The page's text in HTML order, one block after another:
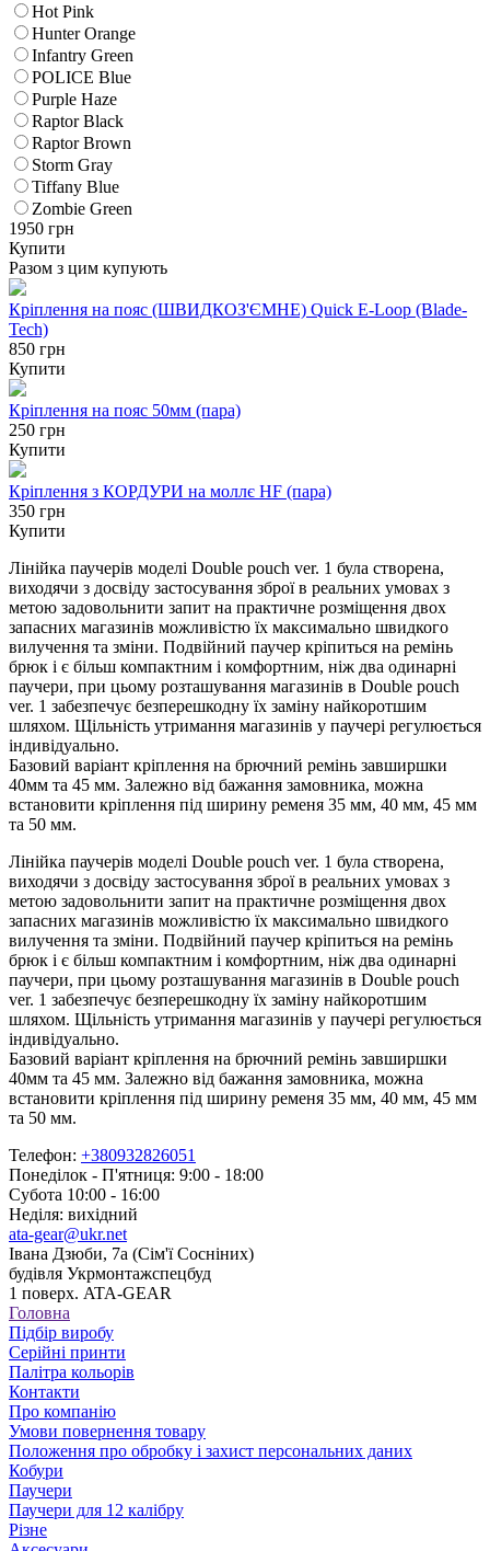
Hot Pink
Hunter Orange
Infantry Green
POLICE Blue
Purple Haze
Raptor Black
Raptor Brown
Storm Gray
Tiffany Blue
Zombie Green
1950 грн
Купити
Разом з цим купують
Кріплення на пояс (ШВИДКОЗ'ЄМНЕ) Quick E-Loop (Blade-
Tech)
850 грн
Купити
Кріплення на пояс 50мм (пара)
250 грн
Купити
Кріплення з КОРДУРИ на моллє HF (пара)
350 грн
Купити
Лінійка паучерів моделі Double pouch ver. 1 була створена,
виходячи з досвіду застосування зброї в реальних умовах з
метою задовольнити запит на практичне розміщення двох
запасних магазинів можливістю їх максимально швидкого
вилучення та зміни. Подвійний паучер кріпиться на ремінь
брюк і є більш компактним і комфортним, ніж два одинарні
паучери, при цьому розташування магазинів в Double pouch
ver. 1 забезпечує безперешкодну їх заміну найкоротшим
шляхом. Щільність утримання магазинів у паучері регулюється
індивідуально.
Базовий варіант кріплення на брючний ремінь завширшки
40мм та 45 мм. Залежно від бажання замовника, можна
встановити кріплення під ширину ременя 35 мм, 40 мм, 45 мм
та 50 мм.
Лінійка паучерів моделі Double pouch ver. 1 була створена,
виходячи з досвіду застосування зброї в реальних умовах з
метою задовольнити запит на практичне розміщення двох
запасних магазинів можливістю їх максимально швидкого
вилучення та зміни. Подвійний паучер кріпиться на ремінь
брюк і є більш компактним і комфортним, ніж два одинарні
паучери, при цьому розташування магазинів в Double pouch
ver. 1 забезпечує безперешкодну їх заміну найкоротшим
шляхом. Щільність утримання магазинів у паучері регулюється
індивідуально.
Базовий варіант кріплення на брючний ремінь завширшки
40мм та 45 мм. Залежно від бажання замовника, можна
встановити кріплення під ширину ременя 35 мм, 40 мм, 45 мм
та 50 мм.
Телефон: +380932826051
Понеділок - П'ятниця: 9:00 - 18:00
Субота 10:00 - 16:00
Неділя: вихідний
ata-gear@ukr.net
Івана Дзюби, 7а (Сім'ї Сосніних)
будівля Укрмонтажспецбуд
1 поверх. ATA-GEAR
Головна
Підбір виробу
Серійні принти
Палітра кольорів
Контакти
Про компанію
Умови повернення товару
Положення про обробку і захист персональних даних
Кобури
Паучери
Паучери для 12 калібру
Різне